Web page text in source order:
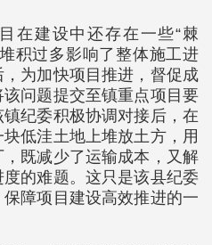
在建设中还存在一些“棘
积过多影响了整体施工进
为加快项目推进，督促成
问题提交至镇重点项目要
纪委积极协调对接后，在
低洼土地上堆放土方，用
既减少了运输成本，又解
的难题。这只是该县纪委
障项目建设高效推进的一